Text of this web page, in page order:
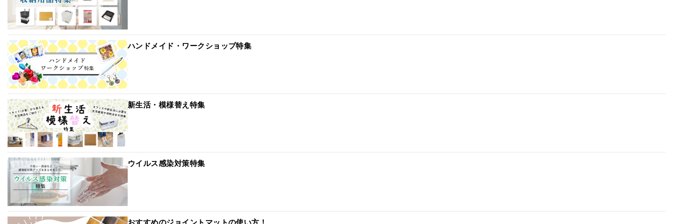
ハンドメイド・ワークショップ特集
新生活・模様替え特集
ウイルス感染対策特集
おすすめのジョイントマットの使い方！